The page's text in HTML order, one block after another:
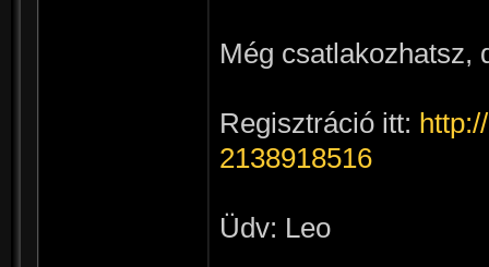
Még csatlakozhatsz,
Regisztráció itt:
2138918516
Üdv: Leo